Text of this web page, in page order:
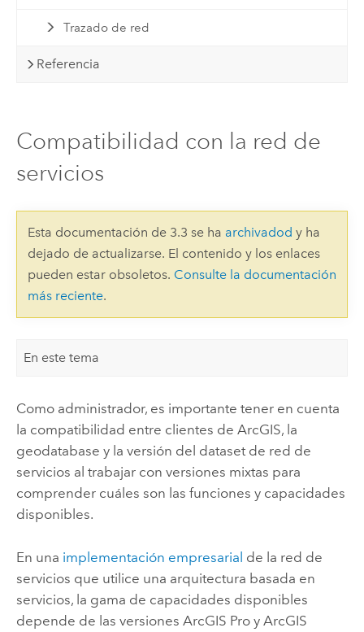
Trazado de red
Referencia
Compatibilidad con la red de
servicios
Esta documentación de 3.3 se ha archivadod y ha
dejado de actualizarse. El contenido y los enlaces
pueden estar obsoletos. Consulte la documentación
más reciente.
En este tema
Como administrador, es importante tener en cuenta
la compatibilidad entre clientes de ArcGIS, la
geodatabase y la versión del dataset de red de
servicios al trabajar con versiones mixtas para
comprender cuáles son las funciones y capacidades
disponibles.
En una implementación empresarial de la red de
servicios que utilice una arquitectura basada en
servicios, la gama de capacidades disponibles
depende de las versiones ArcGIS Proy ArcGIS